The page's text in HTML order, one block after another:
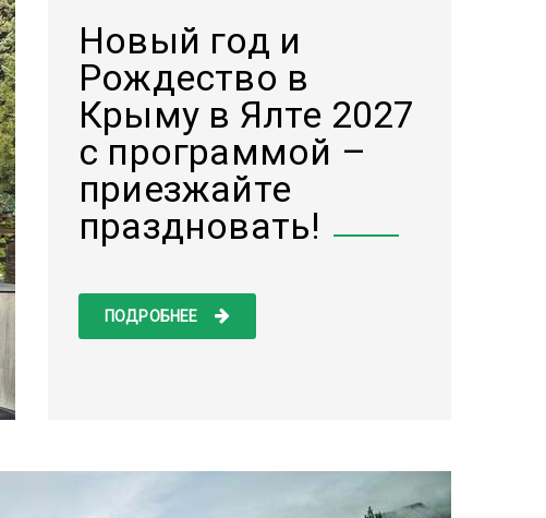
Новый год и
Рождество в
Крыму в Ялте 2027
с программой –
приезжайте
праздновать!
ПОДРОБНЕЕ